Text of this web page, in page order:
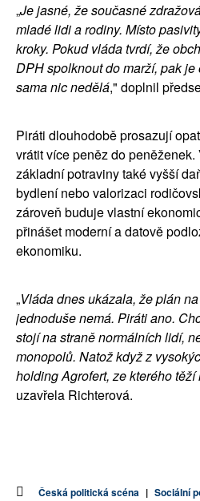
„Je jasné, že současné
mladé lidi a rodiny. Místo
kroky. Pokud vláda tvrdí, že
DPH spolknout do marží, pak je
sama nic nedělá," doplnil
Piráti dlouhodobě prosazují
vrátit více peněz do
základní potraviny také vyšší
bydlení nebo valorizaci
zároveň buduje vlastní
přinášet moderní a datově
ekonomiku.
„Vláda dnes ukázala, že plán
jednoduše nemá. Piráti ano.
stojí na straně normálních lidí,
monopolů. Natož když z
holding Agrofert, ze kterého
uzavřela Richterová.
Česká politická scéna | Sociální